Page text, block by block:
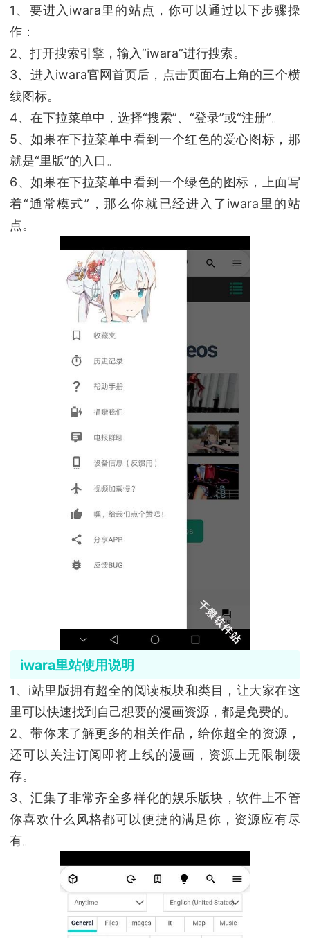
1、要进入iwara里的站点，你可以通过以下步骤操
作：
2、打开搜索引擎，输入“iwara”进行搜索。
3、进入iwara官网首页后，点击页面右上角的三个横
线图标。
4、在下拉菜单中，选择“搜索”、“登录”或“注册”。
5、如果在下拉菜单中看到一个红色的爱心图标，那
就是“里版”的入口。
6、如果在下拉菜单中看到一个绿色的图标，上面写
着“通常模式”，那么你就已经进入了iwara里的站
点。
iwara里站使用说明
1、i站里版拥有超全的阅读板块和类目，让大家在这
里可以快速找到自己想要的漫画资源，都是免费的。
2、带你来了解更多的相关作品，给你超全的资源，
还可以关注订阅即将上线的漫画，资源上无限制缓
存。
3、汇集了非常齐全多样化的娱乐版块，软件上不管
你喜欢什么风格都可以便捷的满足你，资源应有尽
有。